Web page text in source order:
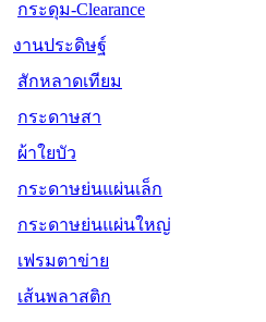
กระดุม-Clearance
งานประดิษฐ์
สักหลาดเทียม
กระดาษสา
ผ้าใยบัว
กระดาษย่นแผ่นเล็ก
กระดาษย่นแผ่นใหญ่
เฟรมตาข่าย
เส้นพลาสติก